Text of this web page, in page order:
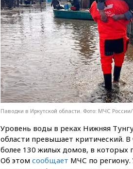
Паводки в Иркутской области. Фото: МЧС
Уровень воды в реках Нижняя
области превышает критический. В
более 130 жилых домов, в которых
Об этом сообщает МЧС по региону.